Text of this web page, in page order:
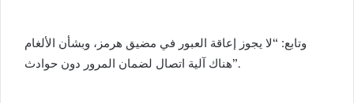
وتابع: “لا يجوز إعاقة العبور في مضيق هرمز، وبشأن الألغام
هناك آلية اتصال لضمان المرور دون حوادث”.